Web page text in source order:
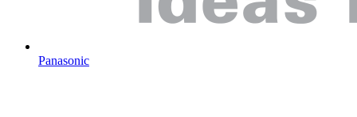
Panasonic